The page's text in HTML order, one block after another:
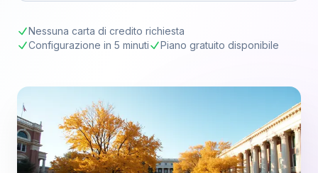
Nessuna carta di credito richiesta
Configurazione in 5 minuti
Piano gratuito disponibile